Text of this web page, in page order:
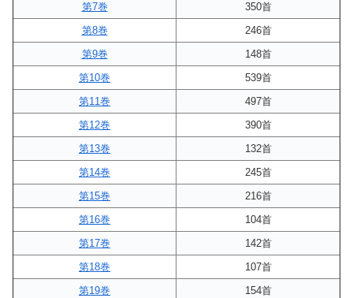
第7巻
350首
第8巻
246首
第9巻
148首
第10巻
539首
第11巻
497首
第12巻
390首
第13巻
132首
第14巻
245首
第15巻
216首
第16巻
104首
第17巻
142首
第18巻
107首
第19巻
154首